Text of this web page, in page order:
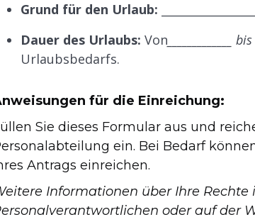
Grund für den Urlaub:
Dauer des Urlaubs: Von _____________ bis
Urlaubsbedarfs.
für die Einreichung:
Sie dieses Formular aus und
ein. Bei Bedarf
Antrags einreichen.
Informationen über Ihre
oder auf der